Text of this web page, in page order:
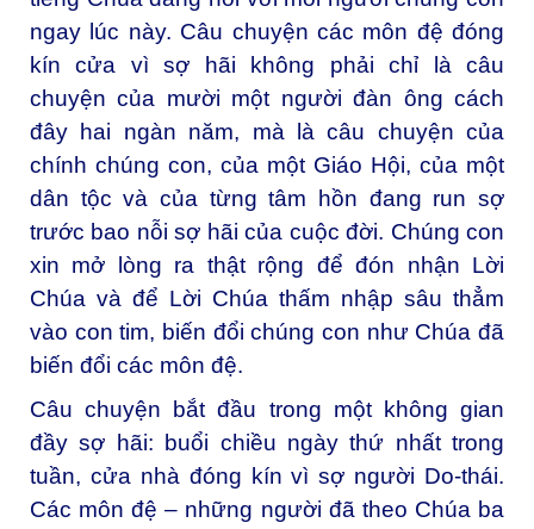
ngay lúc này. Câu chuyện các môn đệ đóng
kín cửa vì sợ hãi không phải chỉ là câu
chuyện của mười một người đàn ông cách
đây hai ngàn năm, mà là câu chuyện của
chính chúng con, của một Giáo Hội, của một
dân tộc và của từng tâm hồn đang run sợ
trước bao nỗi sợ hãi của cuộc đời. Chúng con
xin mở lòng ra thật rộng để đón nhận Lời
Chúa và để Lời Chúa thấm nhập sâu thẳm
vào con tim, biến đổi chúng con như Chúa đã
biến đổi các môn đệ.
Câu chuyện bắt đầu trong một không gian
đầy sợ hãi: buổi chiều ngày thứ nhất trong
tuần, cửa nhà đóng kín vì sợ người Do-thái.
Các môn đệ – những người đã theo Chúa ba